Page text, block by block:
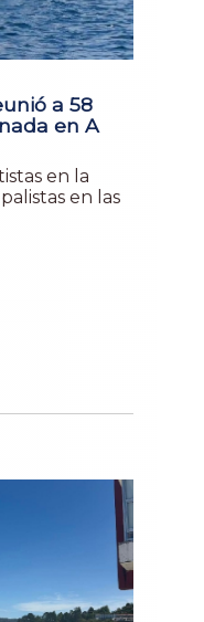
a 58
en A
en la
en las